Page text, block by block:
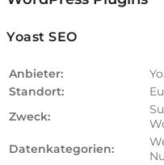
Yoast SEO
Anbieter:
Standort:
Zweck:
Datenkategorien: